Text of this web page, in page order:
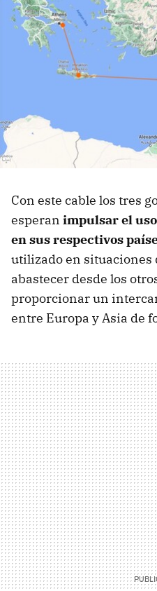
Con este cable los tres
esperan impulsar el
en sus respectivos
utilizado en situaciones
abastecer desde los
proporcionar un
entre Europa y Asia de